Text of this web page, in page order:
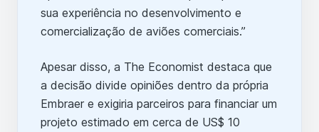
sua experiência no desenvolvimento e
comercialização de aviões comerciais.”
Apesar disso, a The Economist destaca que
a decisão divide opiniões dentro da própria
Embraer e exigiria parceiros para financiar um
projeto estimado em cerca de US$ 10